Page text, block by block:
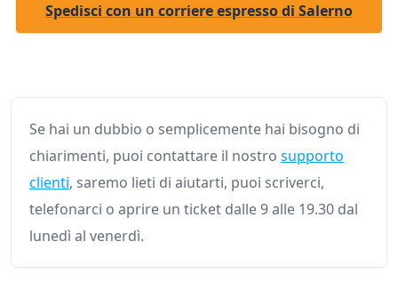
Spedisci con un corriere espresso di Salerno
Se hai un dubbio o semplicemente hai bisogno di
chiarimenti, puoi contattare il nostro supporto
clienti, saremo lieti di aiutarti, puoi scriverci,
telefonarci o aprire un ticket dalle 9 alle 19.30 dal
lunedì al venerdì.